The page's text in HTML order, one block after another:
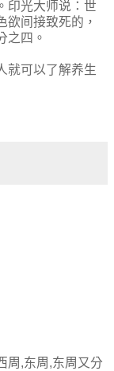
印光大师说：世
欲间接致死的，
之四。
就可以了解养生
周,东周,东周又分